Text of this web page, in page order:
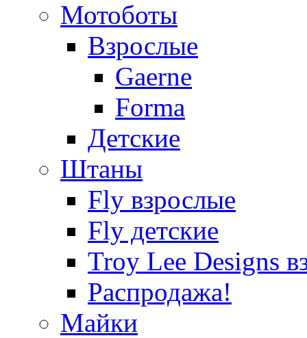
Мотоботы
Взрослые
Gaerne
Forma
Детские
Штаны
Fly взрослые
Fly детские
Troy Lee Designs
Распродажа!
Майки